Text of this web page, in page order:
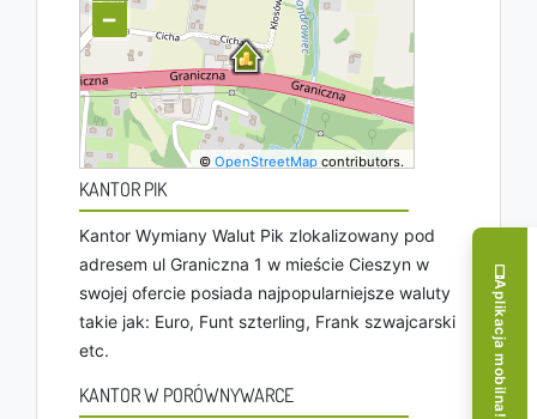
−
©OpenStreetMap contributors.
KANTOR PIK
Kantor Wymiany Walut Pik zlokalizowany pod
adresem ul Graniczna 1 w mieście Cieszyn w
swojej ofercie posiada najpopularniejsze waluty
takie jak: Euro, Funt szterling, Frank szwajcarski
etc.
KANTOR W PORÓWNYWARCE Aplikacja mobilna!